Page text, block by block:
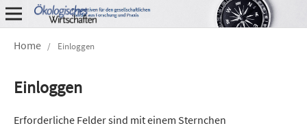
Home / Einloggen
Einloggen
Erforderliche Felder sind mit einem Sternchen